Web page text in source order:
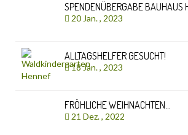
SPENDENÜBERGABE BAUHAUS
20 Jan. , 2023
ALLTAGSHELFER GESUCHT!
18 Jan. , 2023
FRÖHLICHE WEIHNACHTEN…
21 Dez. , 2022